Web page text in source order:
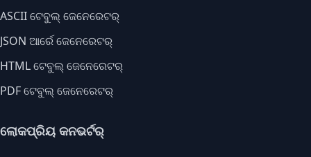
ASCII ଟେବୁଲ୍ ଜେନେରେଟର୍
JSON ଆର୍ରେ ଜେନେରେଟର୍
HTML ଟେବୁଲ୍ ଜେନେରେଟର୍
PDF ଟେବୁଲ୍ ଜେନେରେଟର୍
ଲୋକପ୍ରିୟ କନଭର୍ଟର୍